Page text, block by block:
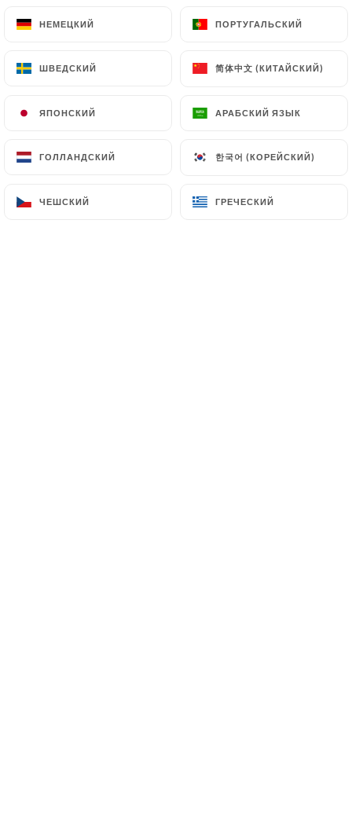
НЕМЕЦКИЙ ПОРТУГАЛЬСКИЙ
ШВЕДСКИЙ 简体中文 (КИТАЙСКИЙ)
ЯПОНСКИЙ АРАБСКИЙ ЯЗЫК
ГОЛЛАНДСКИЙ 한국어 (КОРЕЙСКИЙ)
ЧЕШСКИЙ ГРЕЧЕСКИЙ
CLICK & COLLECT
НЕМЕЦКИЙ ПОРТУГАЛЬСКИЙ
ШВЕДСКИЙ 简体中文 (КИТАЙСКИЙ)
ЯПОНСКИЙ АРАБСКИЙ ЯЗЫК
ГОЛЛАНДСКИЙ 한국어 (КОРЕЙСКИЙ)
ЧЕШСКИЙ ГРЕЧЕСКИЙ